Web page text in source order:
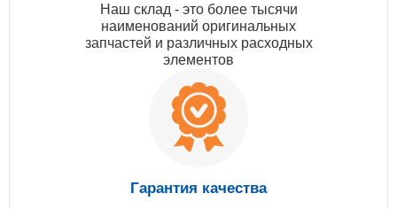
Наш склад - это более тысячи
наименований оригинальных
запчастей и различных расходных
элементов
Гарантия качества